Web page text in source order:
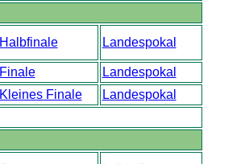
Halbfinale Landespokal
Finale
Landespokal
Kleines Finale Landespokal